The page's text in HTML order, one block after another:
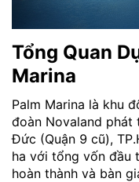
Tổng Quan
Marina
Palm Marina là khu
đoàn Novaland phát
Đức (Quận 9 cũ),
ha với tổng vốn đầu
hoàn thành và bàn